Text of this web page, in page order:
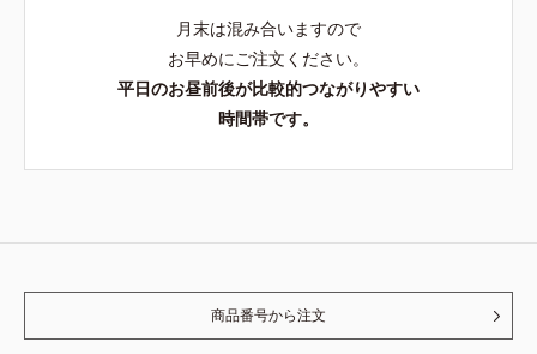
月末は混み合いますので
お早めにご注文ください。
平日のお昼前後が比較的つながりやすい
時間帯です。
商品番号から注文